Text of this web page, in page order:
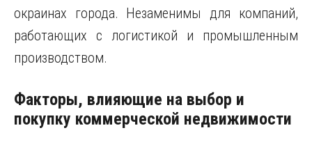
окраинах города. Незаменимы для компаний,
работающих с логистикой и промышленным
производством.
Факторы, влияющие на выбор и
покупку коммерческой недвижимости